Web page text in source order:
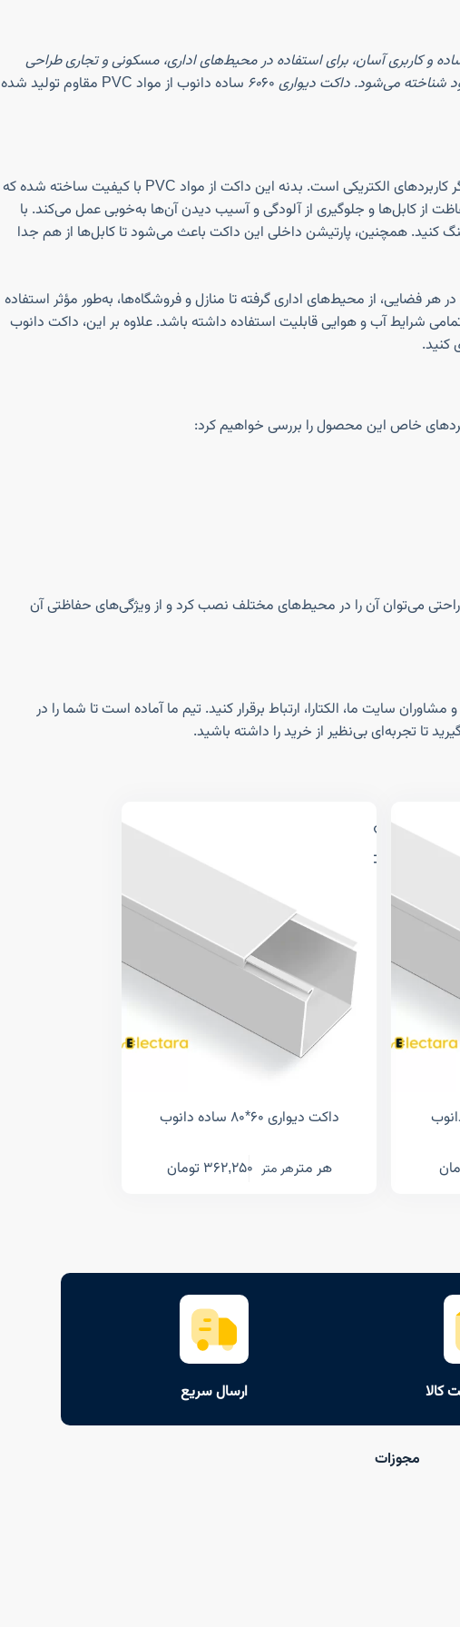
و کاربری آسان، برای استفاده در محیط‌های اداری، مسکونی و تجاری طراحی
می‌شود. داکت دیواری ۶۰
۶۰ ساده دانوب از مواد PVC مقاوم تولید شده
داکت دیواری ۶۰*۶۰ ساده دانوب با ابعاد استاندارد ۶۰×۶۰ میلی‌متر، محصولی ایده‌آل برای به‌کارگیری در سیستم‌های شبکه، تلفن، برق و دیگر کاربردهای الکتریکی است. بدنه این داکت از مواد PVC با کیفیت ساخته شده که
از کابل‌ها و جلوگیری از آلودگی و آسیب دیدن آن‌ها به‌خوبی عمل می‌کند. با
هماهنگ کنید. همچنین، پارتیشن داخلی این داکت باعث می‌شود تا کابل‌ها از هم جدا
در هر فضایی، از محیط‌های اداری گرفته تا منازل و فروشگاه‌ها، به‌طور مؤثر استفاده
است که باعث می‌شود در تمامی شرایط آب و هوایی قابلیت استفاده داشته باشد. علاوه بر این، داکت دانوب
کنید.
می‌توان آن را در محیط‌های مختلف نصب کرد و از ویژگی‌های حفاظتی آن
و مشاوران سایت ما، الکتارا، ارتباط برقرار کنید. تیم ما آماده است تا شما را در
تا تجربه‌ای بی‌نظیر از خرید را داشته باشید.
داکت دیواری ۶۰*۸۰ ساده دانوب
هر مترهر متر 362,250 تومان
کالا ارسال سریع
مجوزات